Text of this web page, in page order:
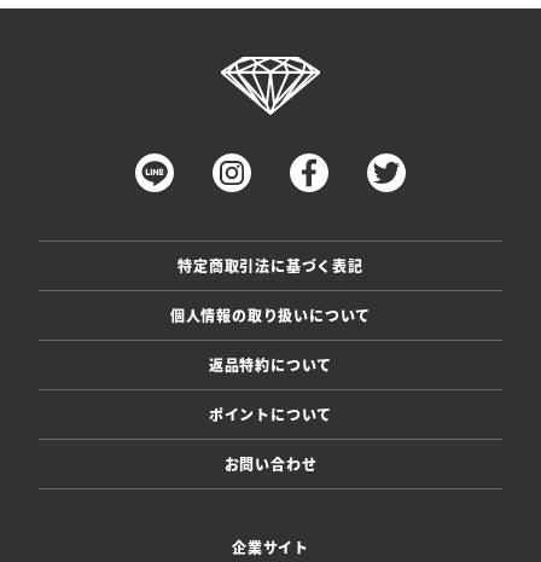
特定商取引法に基づく表記
個人情報の取り扱いについて
返品特約について
ポイントについて
お問い合わせ
企業サイト